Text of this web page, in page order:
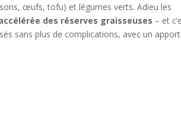
œufs, tofu) et légumes verts. Adieu les
des réserves graisseuses – et
sans plus de complications, avec un apport